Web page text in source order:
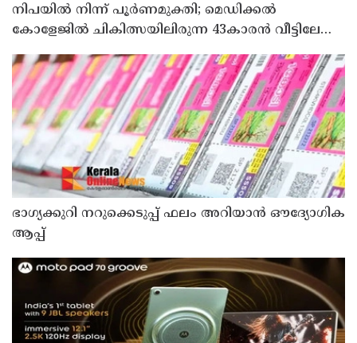
നിപയിൽ നിന്ന് പൂർണമുക്തി; മെഡിക്കൽ
കോളേജിൽ ചികിത്സയിലിരുന്ന 43കാരൻ വീട്ടിലേക്ക്
ഭാഗ്യക്കുറി നറുക്കെടുപ്പ് ഫലം അറിയാൻ ഔദ്യോഗിക
ആപ്പ്